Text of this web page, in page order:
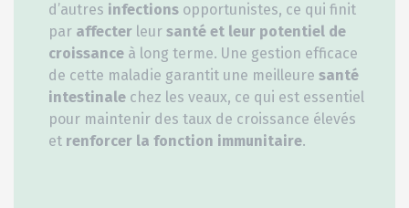
d’autres infections opportunistes, ce qui finit
par affecter leur santé et leur potentiel de
croissance à long terme. Une gestion efficace
de cette maladie garantit une meilleure santé
intestinale chez les veaux, ce qui est essentiel
pour maintenir des taux de croissance élevés
et renforcer la fonction immunitaire.